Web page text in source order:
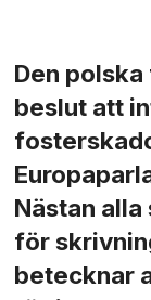
Den
beslut att
Nästan
för
betecknar